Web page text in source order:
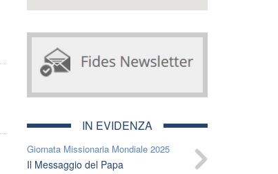
IN EVIDENZA
Giornata Missionaria Mondiale 2025
Il Messaggio del Papa